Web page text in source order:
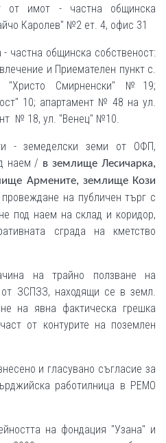
от имот - частна общинска
Каролев" №2 ет. 4, офис 31
частна общинска собственост:
и Приемателен пункт с.
"Христо Смирненски" №19;
10; апартамент № 48 на ул.
№ 18, ул. "Венец" №10.
- земеделски земи от ОФП,
наем / в землище Лесичарка,
Армените, землище Кози
на публичен търг с
под наем на склад и коридор,
сграда на кметство
на трайно ползване на
ЗСПЗЗ, находящи се в земл.
на явна фактическа грешка
от контурите на поземлен
и гласувано съгласие за
работилница в РЕМО
на фондация "Узана" и